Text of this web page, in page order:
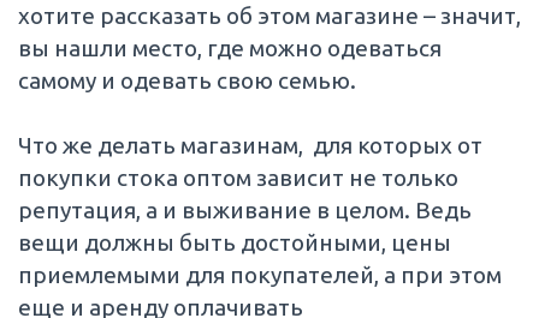
хотите рассказать об этом магазине – значит,
вы нашли место, где можно одеваться
самому и одевать свою семью.
Что же делать магазинам, для которых от
покупки стока оптом зависит не только
репутация, а и выживание в целом. Ведь
вещи должны быть достойными, цены
приемлемыми для покупателей, а при этом
еще и аренду оплачивать